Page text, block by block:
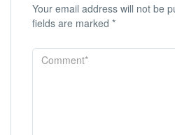
Your email address will not be
fields are marked *